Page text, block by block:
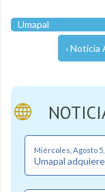
Umapal
‹
Miércoles, Agosto 5,
Umapal